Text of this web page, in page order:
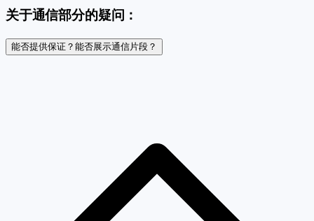
关于通信部分的疑问：
能否提供保证？能否展示通信片段？